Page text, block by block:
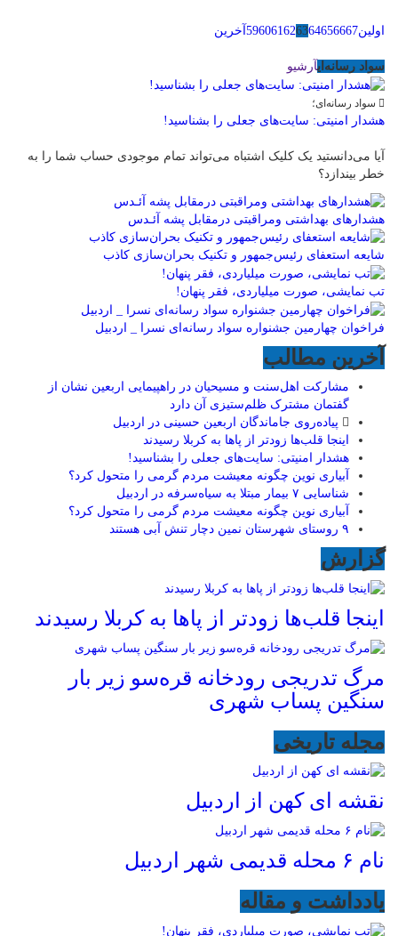
اولین 596061626364656667 آخرین
سواد رسانه‌ایآرشیو
سواد رسانه‌ای؛
هشدار امنیتی: سایت‌های جعلی را بشناسید!
آیا می‌دانستید یک کلیک اشتباه می‌تواند تمام موجودی حساب شما را به
خطر بیندازد؟
هشدارهاى بهداشتى ومراقبتى درمقابل پشه آئـدس
شایعه استعفای رئیس‌جمهور و تکنیک بحران‌سازی کاذب
تب نمایشی، صورت میلیاردی، فقر پنهان!
فراخوان چهارمین جشنواره سواد رسانه‌ای نسرا _ اردبیل
آخرین مطالب
مشارکت اهل‌سنت و مسیحیان در راهپیمایی اربعین نشان از
گفتمان مشترک ظلم‌ستیزی آن دارد
پیاده‌روی جاماندگان اربعین حسینی در اردبیل
اینجا قلب‌ها زودتر از پاها به کربلا رسیدند
هشدار امنیتی: سایت‌های جعلی را بشناسید!
آبیاری نوین چگونه معیشت مردم گرمی را متحول کرد؟
شناسایی ۷ بیمار مبتلا به سیاه‌سرفه در اردبیل
آبیاری نوین چگونه معیشت مردم گرمی را متحول کرد؟
۹ روستای شهرستان نمین دچار تنش آبی هستند
گزارش
اینجا قلب‌ها زودتر از پاها به کربلا رسیدند
مرگ تدریجی رودخانه قره‌سو زیر بار
سنگین پساب شهری
مجله تاریخی
نقشه ای کهن از اردبیل
نام ۶ محله قدیمی شهر اردبیل
یادداشت و مقاله